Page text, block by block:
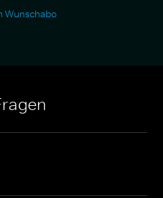
Wunschabo